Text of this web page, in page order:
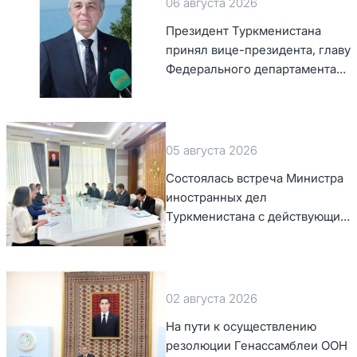
Президент Туркменистана
принял вице-президента, главу
Федерального департамента
05 августа 2026
Состоялась встреча Министра
иностранных дел
Туркменистана с действующим
председателем ОБСЕ
02 августа 2026
На пути к осуществлению
резолюции Генассамблеи ООН